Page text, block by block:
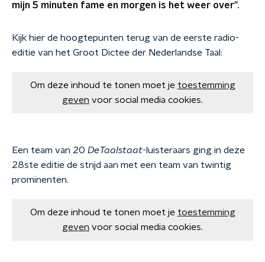
mijn 5 minuten fame en morgen is het weer over".
Kijk hier de hoogtepunten terug van de eerste radio-
editie van het Groot Dictee der Nederlandse Taal:
Om deze inhoud te tonen moet je toestemming
geven voor social media cookies.
Een team van 20 DeTaalstaat-luisteraars ging in deze
28ste editie de strijd aan met een team van twintig
prominenten.
Om deze inhoud te tonen moet je toestemming
geven voor social media cookies.